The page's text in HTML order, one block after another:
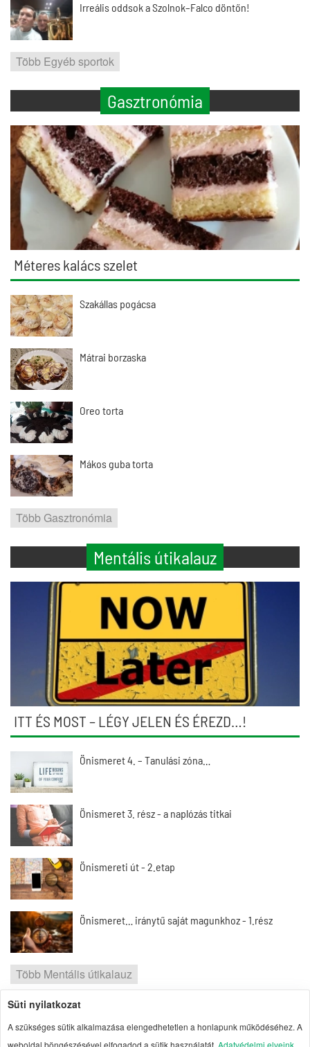
Irreális oddsok a Szolnok–Falco döntőn!
Több Egyéb sportok
Gasztronómia
Méteres kalács szelet
Szakállas pogácsa
Mátrai borzaska
Oreo torta
Mákos guba torta
Több Gasztronómia
Mentális útikalauz
ITT ÉS MOST – LÉGY JELEN ÉS ÉREZD…!
Önismeret 4. – Tanulási zóna…
Önismeret 3. rész - a naplózás titkai
Önismereti út - 2.etap
Önismeret… iránytű saját magunkhoz - 1.rész
Több Mentális útikalauz
Süti nyilatkozat
A szükséges sütik alkalmazása elengedhetetlen a honlapunk működéséhez. A
weboldal böngészésével elfogadod a sütik használatát. Adatvédelmi elveink